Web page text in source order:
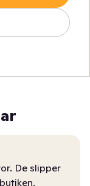
De slipper